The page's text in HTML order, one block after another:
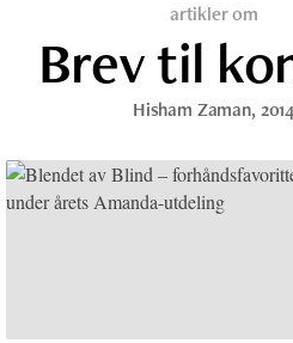
artikler om
Brev til
Hisham Zaman,